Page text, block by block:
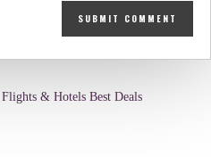
& Hotels Best Deals